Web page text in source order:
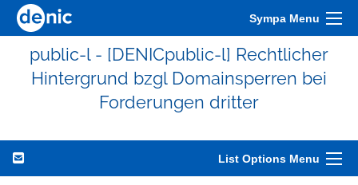
Sympa Menu
public-l - [DENICpublic-l] Rechtlicher
Hintergrund bzgl Domainsperren bei
Forderungen dritter
List Options Menu